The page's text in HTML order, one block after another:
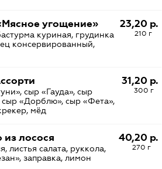
23,20 р.
210 г
угощение»
куриная, грудинка
консервированный,
31,20 р.
300 г
сыр «Гауда», сыр
«Дорблю», сыр «Фета»,
мёд
40,20 р.
270 г
из лосося
листья салата, руккола,
заправка, лимон